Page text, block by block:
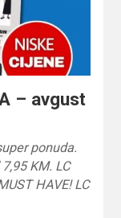
– avgust
ponuda.
KM. LC
HAVE! LC